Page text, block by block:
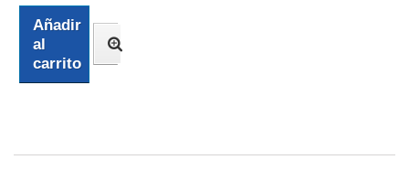
Añadir
al
carrito